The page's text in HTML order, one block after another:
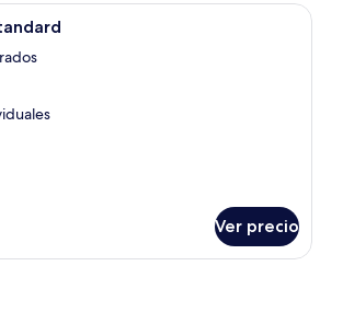
Minibar, caja de seguridad en la
Ver precio